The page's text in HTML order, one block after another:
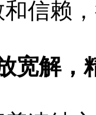
信赖
宽解，